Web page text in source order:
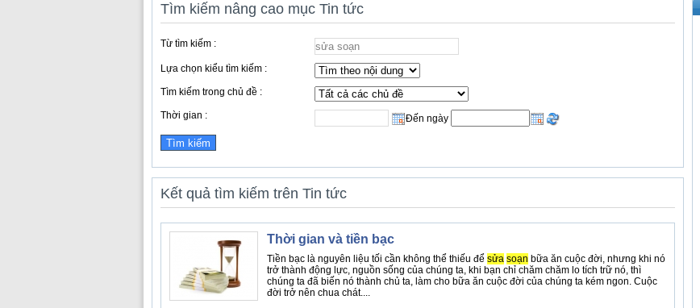
Tìm kiếm nâng cao mục Tin tức
Từ tìm kiếm :
Lựa chọn kiểu tìm kiếm :
Tìm kiếm trong chủ đề :
Thời gian : Đến ngày
Kết quả tìm kiếm trên Tin tức
Thời gian và tiền bạc
Tiền bạc là nguyên liệu tối cần không thể thiếu để sửa soạn bữa ăn cuộc đời, nhưng khi nó
trở thành động lực, nguồn sống của chúng ta, khi bạn chỉ chăm chăm lo tích trữ nó, thì
chúng ta đã biến nó thành chủ ta, làm cho bữa ăn cuộc đời của chúng ta kém ngon. Cuộc
đời trở nên chua chát....